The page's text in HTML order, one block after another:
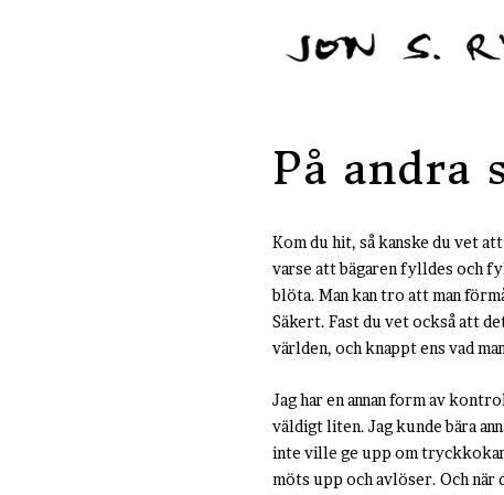
På andra
Kom du hit, så kanske du vet
varse att bägaren fylldes och
blöta. Man kan tro att man
Säkert. Fast du vet också att
världen, och knappt ens vad
Jag har en annan form av
väldigt liten. Jag kunde bära
inte ville ge upp om
möts upp och avlöser. Och när